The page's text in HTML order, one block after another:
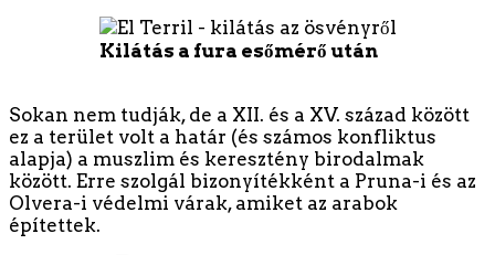
Kilátás a fura esőmérő után
Sokan nem tudják, de a XII. és a XV. század között
ez a terület volt a határ (és számos konfliktus
alapja) a muszlim és keresztény birodalmak
között. Erre szolgál bizonyítékként a Pruna-i és az
Olvera-i védelmi várak, amiket az arabok
építettek.